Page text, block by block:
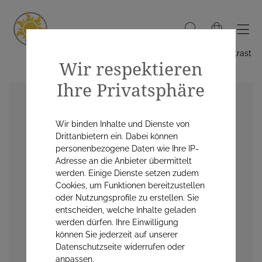
Hoher Kontrast
Wir respektieren
Ihre Privatsphäre
Wir binden Inhalte und Dienste von
Drittanbietern ein. Dabei können
personenbezogene Daten wie Ihre IP-
Adresse an die Anbieter übermittelt
werden. Einige Dienste setzen zudem
Cookies, um Funktionen bereitzustellen
oder Nutzungsprofile zu erstellen. Sie
entscheiden, welche Inhalte geladen
werden dürfen. Ihre Einwilligung
können Sie jederzeit auf unserer
Datenschutzseite widerrufen oder
anpassen.